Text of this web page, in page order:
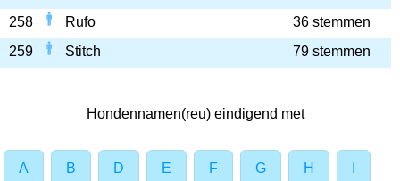
258
Rufo
36 stemmen
259
Stitch 79 stemmen
Hondennamen(reu) eindigend met
A B D E F G H